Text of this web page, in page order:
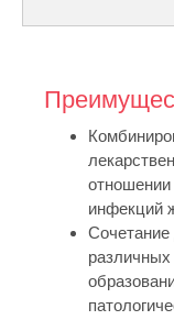
инфекций
Сочетание
различных